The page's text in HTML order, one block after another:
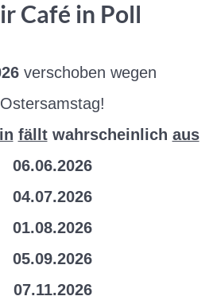
Café in Poll
verschoben wegen
Ostersamstag!
fälltwahrscheinlich aus
06.06.2026
04.07.2026
01.08.2026
05.09.2026
07.11.2026